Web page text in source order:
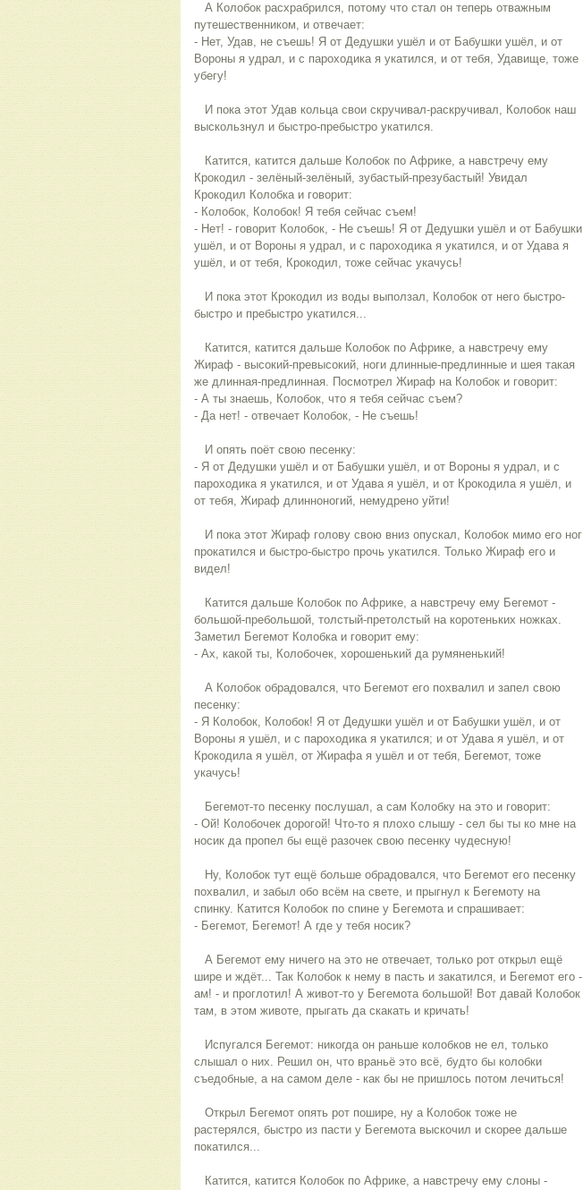
А Колобок расхрабрился, потому что стал он теперь отважным
путешественником, и отвечает:
- Нет, Удав, не съешь! Я от Дедушки ушёл и от Бабушки ушёл, и от
Вороны я удрал, и с пароходика я укатился, и от тебя, Удавище, тоже
убегу!
И пока этот Удав кольца свои скручивал-раскручивал, Колобок наш
выскользнул и быстро-пребыстро укатился.
Катится, катится дальше Колобок по Африке, а навстречу ему
Крокодил - зелёный-зелёный, зубастый-презубастый! Увидал
Крокодил Колобка и говорит:
- Колобок, Колобок! Я тебя сейчас съем!
- Нет! - говорит Колобок, - Не съешь! Я от Дедушки ушёл и от Бабушки
ушёл, и от Вороны я удрал, и с пароходика я укатился, и от Удава я
ушёл, и от тебя, Крокодил, тоже сейчас укачусь!
И пока этот Крокодил из воды выползал, Колобок от него быстро-
быстро и пребыстро укатился...
Катится, катится дальше Колобок по Африке, а навстречу ему
Жираф - высокий-превысокий, ноги длинные-предлинные и шея такая
же длинная-предлинная. Посмотрел Жираф на Колобок и говорит:
- А ты знаешь, Колобок, что я тебя сейчас съем?
- Да нет! - отвечает Колобок, - Не съешь!
И опять поёт свою песенку:
- Я от Дедушки ушёл и от Бабушки ушёл, и от Вороны я удрал, и с
пароходика я укатился, и от Удава я ушёл, и от Крокодила я ушёл, и
от тебя, Жираф длинноногий, немудрено уйти!
И пока этот Жираф голову свою вниз опускал, Колобок мимо его ног
прокатился и быстро-быстро прочь укатился. Только Жираф его и
видел!
Катится дальше Колобок по Африке, а навстречу ему Бегемот -
большой-пребольшой, толстый-претолстый на коротеньких ножках.
Заметил Бегемот Колобка и говорит ему:
- Ах, какой ты, Колобочек, хорошенький да румяненький!
А Колобок обрадовался, что Бегемот его похвалил и запел свою
песенку:
- Я Колобок, Колобок! Я от Дедушки ушёл и от Бабушки ушёл, и от
Вороны я ушёл, и с пароходика я укатился; и от Удава я ушёл, и от
Крокодила я ушёл, от Жирафа я ушёл и от тебя, Бегемот, тоже
укачусь!
Бегемот-то песенку послушал, а сам Колобку на это и говорит:
- Ой! Колобочек дорогой! Что-то я плохо слышу - сел бы ты ко мне на
носик да пропел бы ещё разочек свою песенку чудесную!
Ну, Колобок тут ещё больше обрадовался, что Бегемот его песенку
похвалил, и забыл обо всём на свете, и прыгнул к Бегемоту на
спинку. Катится Колобок по спине у Бегемота и спрашивает:
- Бегемот, Бегемот! А где у тебя носик?
А Бегемот ему ничего на это не отвечает, только рот открыл ещё
шире и ждёт... Так Колобок к нему в пасть и закатился, и Бегемот его -
ам! - и проглотил! А живот-то у Бегемота большой! Вот давай Колобок
там, в этом животе, прыгать да скакать и кричать!
Испугался Бегемот: никогда он раньше колобков не ел, только
слышал о них. Решил он, что враньё это всё, будто бы колобки
съедобные, а на самом деле - как бы не пришлось потом лечиться!
Открыл Бегемот опять рот пошире, ну а Колобок тоже не
растерялся, быстро из пасти у Бегемота выскочил и скорее дальше
покатился...
Катится, катится Колобок по Африке, а навстречу ему слоны -